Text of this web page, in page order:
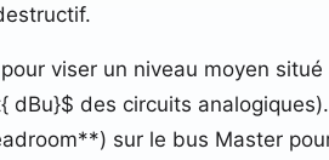
viser un niveau moyen
des circuits
sur le bus Master